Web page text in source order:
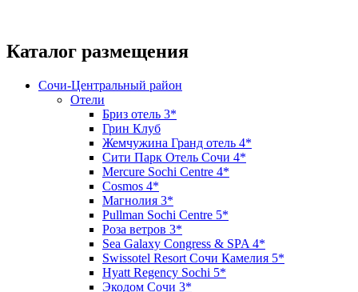
Каталог размещения
Сочи-Центральный район
Отели
Бриз отель 3*
Грин Клуб
Жемчужина Гранд отель 4*
Сити Парк Отель Сочи 4*
Mercure Sochi Centre 4*
Cosmos 4*
Магнолия 3*
Pullman Sochi Сеntre 5*
Роза ветров 3*
Sea Galaxy Congress & SPA 4*
Swissotel Resort Сочи Камелия 5*
Hyatt Regency Sochi 5*
Экодом Сочи 3*